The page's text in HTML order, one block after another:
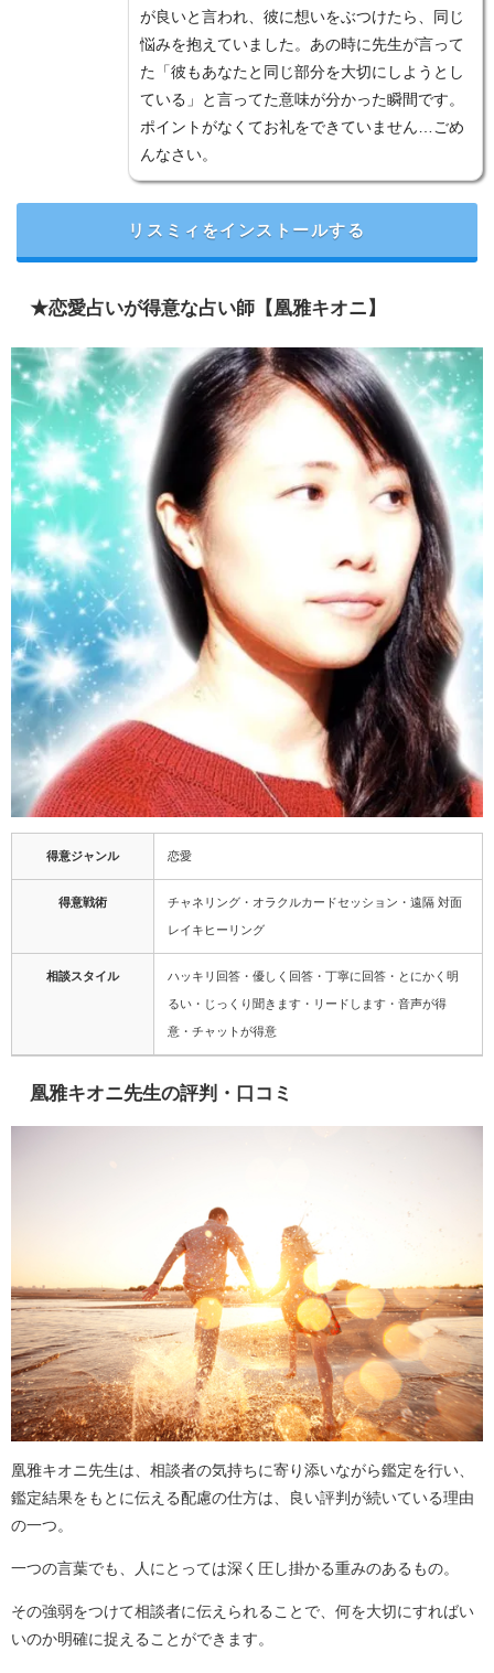
が良いと言われ、彼に想いをぶつけたら、同じ
悩みを抱えていました。あの時に先生が言って
た「彼もあなたと同じ部分を大切にしようとし
ている」と言ってた意味が分かった瞬間です。
ポイントがなくてお礼をできていません…ごめ
んなさい。
リスミィをインストールする
★恋愛占いが得意な占い師【凰雅キオニ】
得意ジャンル 恋愛
得意戦術 チャネリング・オラクルカードセッション・遠隔 対面
レイキヒーリング
相談スタイル ハッキリ回答・優しく回答・丁寧に回答・とにかく明
るい・じっくり聞きます・リードします・音声が得
意・チャットが得意
凰雅キオニ先生の評判・口コミ
凰雅キオニ先生は、相談者の気持ちに寄り添いながら鑑定を行い、
鑑定結果をもとに伝える配慮の仕方は、良い評判が続いている理由
の一つ。
一つの言葉でも、人にとっては深く圧し掛かる重みのあるもの。
その強弱をつけて相談者に伝えられることで、何を大切にすればい
いのか明確に捉えることができます。